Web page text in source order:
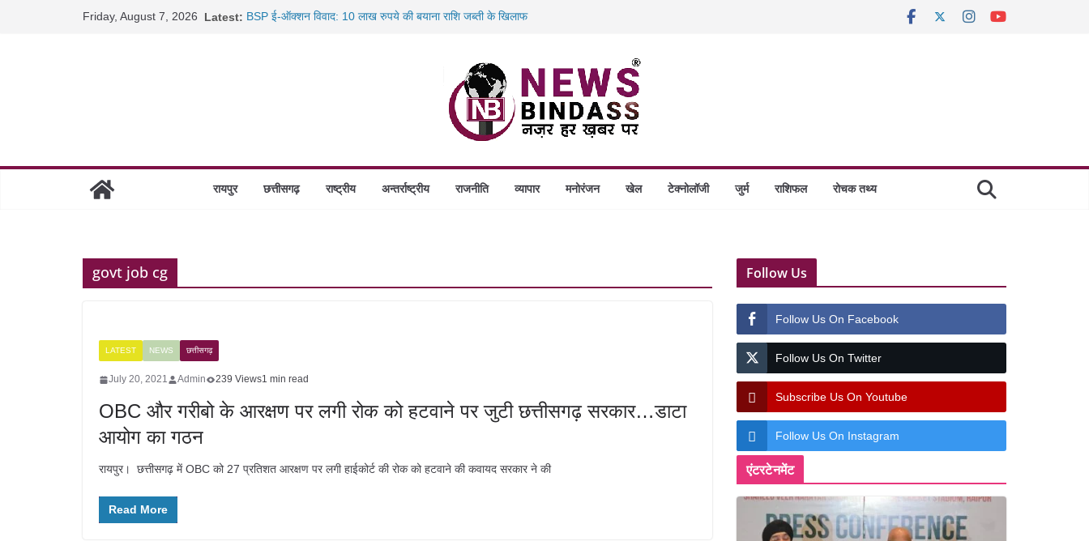
Friday, August 7, 2026 Latest: BSP ई-ऑक्शन विवाद: 10 लाख रुपये की बयाना राशि जब्ती के खिलाफ
छत्तीसगढ़ में 1460 गोधाम होंगे स्थापित, हर विकासखंड के 10 उत्कृष्ट गोठानों
साइबर ठगी पर दुर्ग पुलिस का बड़ा एक्शन: 13 म्यूल बैंक खाताधारक गिरफ्तार
रायपुर छत्तीसगढ़ राष्ट्रीय अन्तर्राष्ट्रीय राजनीति व्यापार मनोरंजन खेल टेक्नोलॉजी जुर्म राशिफल रोचक तथ्य
govt job cg
LATEST NEWS छत्तीसगढ़
July 20, 2021 Admin 239 Views1 min read
OBC और गरीबो के आरक्षण पर लगी रोक को हटवाने पर जुटी छत्तीसगढ़ सरकार…डाटा
आयोग का गठन
रायपुर। छत्तीसगढ़ में OBC को 27 प्रतिशत आरक्षण पर लगी हाईकोर्ट की रोक को हटवाने की कवायद सरकार ने की
Read More
Follow Us
Follow Us On Facebook
Follow Us On Twitter
Subscribe Us On Youtube
Follow Us On Instagram
एंटरटेनमेंट